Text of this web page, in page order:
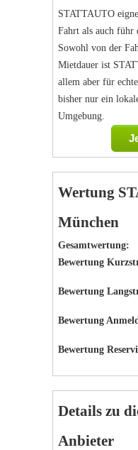
STATTAUTO
Fahrt als auch führ
Sowohl von der
Mietdauer ist
allem aber für
bisher nur ein
Umgebung.
Wertung
München
Gesamtwertung:
Bewertung
Bewertung
Bewertung
Bewertung
Details zu
Anbieter